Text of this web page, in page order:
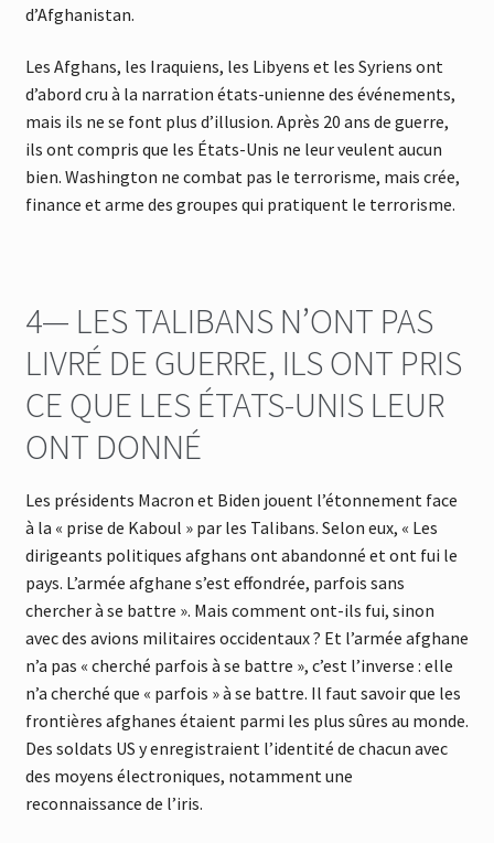
d’Afghanistan.
Les Afghans, les Iraquiens, les Libyens et les Syriens ont
d’abord cru à la narration états-unienne des événements,
mais ils ne se font plus d’illusion. Après 20 ans de guerre,
ils ont compris que les États-Unis ne leur veulent aucun
bien. Washington ne combat pas le terrorisme, mais crée,
finance et arme des groupes qui pratiquent le terrorisme.
4— LES TALIBANS N’ONT PAS
LIVRÉ DE GUERRE, ILS ONT PRIS
CE QUE LES ÉTATS-UNIS LEUR
ONT DONNÉ
Les présidents Macron et Biden jouent l’étonnement face
à la « prise de Kaboul » par les Talibans. Selon eux, « Les
dirigeants politiques afghans ont abandonné et ont fui le
pays. L’armée afghane s’est effondrée, parfois sans
chercher à se battre ». Mais comment ont-ils fui, sinon
avec des avions militaires occidentaux ? Et l’armée afghane
n’a pas « cherché parfois à se battre », c’est l’inverse : elle
n’a cherché que « parfois » à se battre. Il faut savoir que les
frontières afghanes étaient parmi les plus sûres au monde.
Des soldats US y enregistraient l’identité de chacun avec
des moyens électroniques, notamment une
reconnaissance de l’iris.